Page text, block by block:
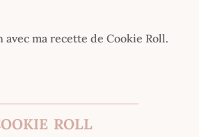
ma recette de Cookie Roll.
roll